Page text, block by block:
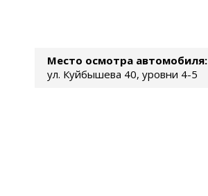
Место осмотра автомобиля:
ул. Куйбышева 40, уровни 4-5